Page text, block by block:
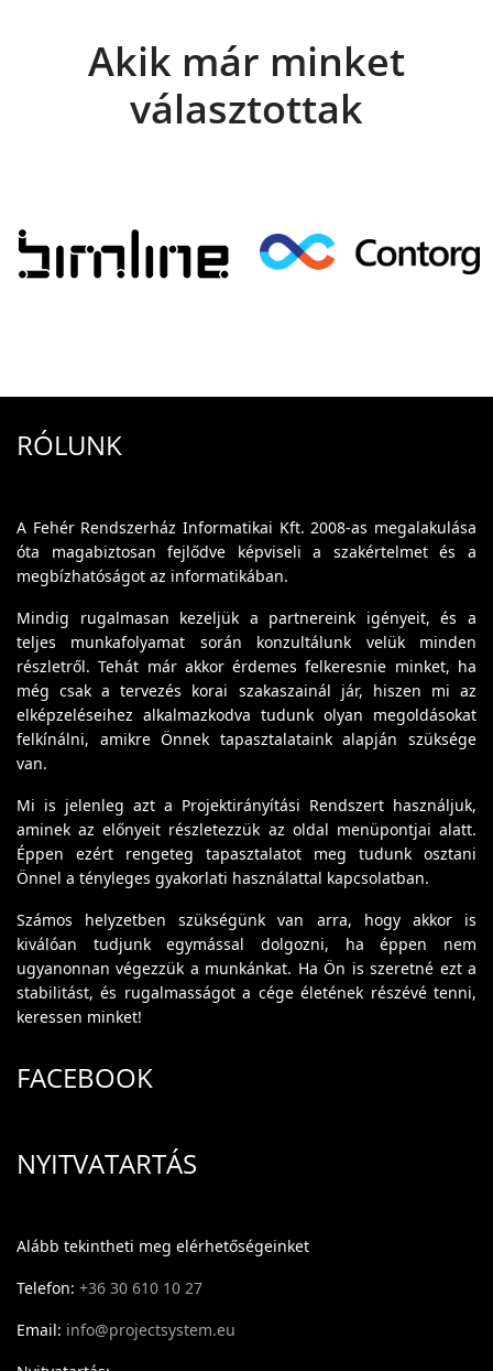
Akik már minket
választottak
RÓLUNK
A Fehér Rendszerház Informatikai Kft. 2008-as megalakulása
óta magabiztosan fejlődve képviseli a szakértelmet és a
megbízhatóságot az informatikában.
Mindig rugalmasan kezeljük a partnereink igényeit, és a
teljes munkafolyamat során konzultálunk velük minden
részletről. Tehát már akkor érdemes felkeresnie minket, ha
még csak a tervezés korai szakaszainál jár, hiszen mi az
elképzeléseihez alkalmazkodva tudunk olyan megoldásokat
felkínálni, amikre Önnek tapasztalataink alapján szüksége
van.
Mi is jelenleg azt a Projektirányítási Rendszert használjuk,
aminek az előnyeit részletezzük az oldal menüpontjai alatt.
Éppen ezért rengeteg tapasztalatot meg tudunk osztani
Önnel a tényleges gyakorlati használattal kapcsolatban.
Számos helyzetben szükségünk van arra, hogy akkor is
kiválóan tudjunk egymással dolgozni, ha éppen nem
ugyanonnan végezzük a munkánkat. Ha Ön is szeretné ezt a
stabilitást, és rugalmasságot a cége életének részévé tenni,
keressen minket!
FACEBOOK
NYITVATARTÁS
Alább tekintheti meg elérhetőségeinket
Telefon: +36 30 610 10 27
Email: info@projectsystem.eu